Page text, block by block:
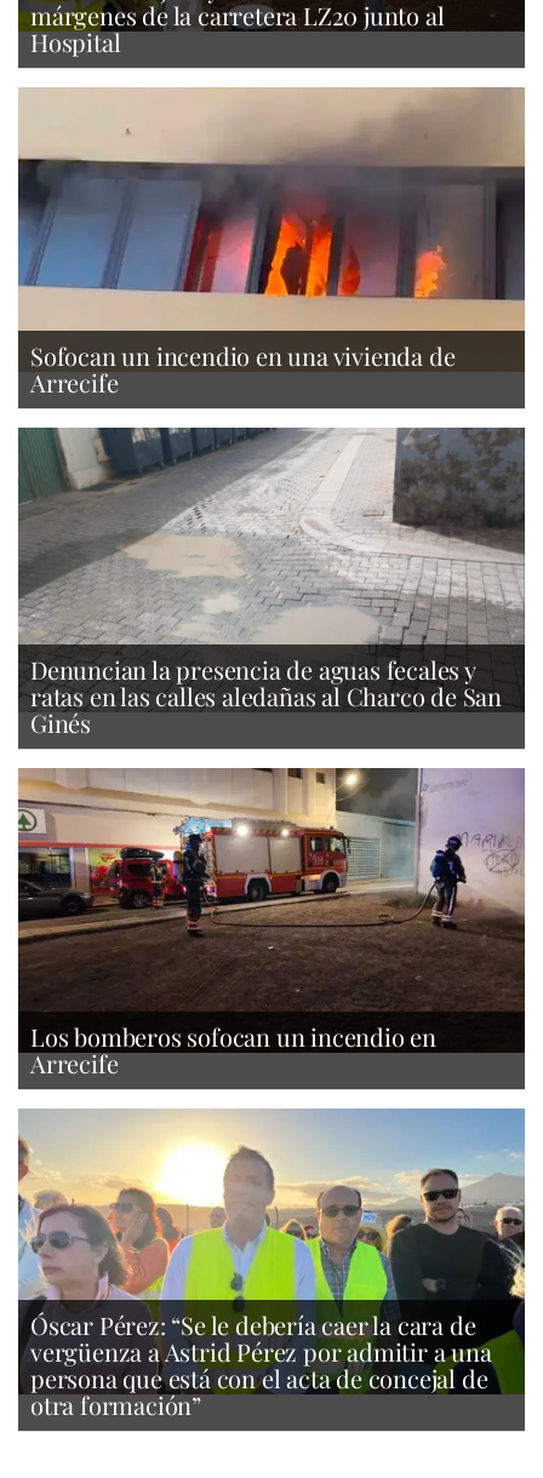
márgenes de la carretera LZ20 junto al
Hospital
Sofocan un incendio en una vivienda de
Arrecife
Denuncian la presencia de aguas fecales y
ratas en las calles aledañas al Charco de San
Ginés
Los bomberos sofocan un incendio en
Arrecife
Óscar Pérez: “Se le debería caer la cara de
vergüenza a Astrid Pérez por admitir a una
persona que está con el acta de concejal de
otra formación”